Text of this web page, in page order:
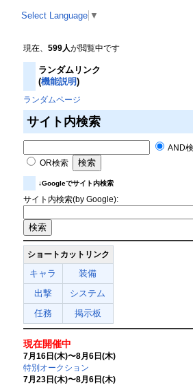
Select Language ▼
現在、 599人が閲覧中です
ランダムリンク
(機能説明)
ランダムページ
サイト内検索
AND
OR検索
↓Googleでサイト内検索
サイト内検索(by Google):
ショートカットリンク
キャラ
装備
出撃
システム
任務
掲示板
現在開催中
7月16日(木)〜8月6日(木)
特別オークション
7月23日(木)〜8月6日(木)